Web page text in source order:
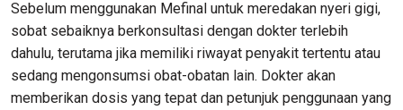
Sebelum menggunakan Mefinal untuk meredakan nyeri gigi,
sobat sebaiknya berkonsultasi dengan dokter terlebih
dahulu, terutama jika memiliki riwayat penyakit tertentu atau
sedang mengonsumsi obat-obatan lain. Dokter akan
memberikan dosis yang tepat dan petunjuk penggunaan yang